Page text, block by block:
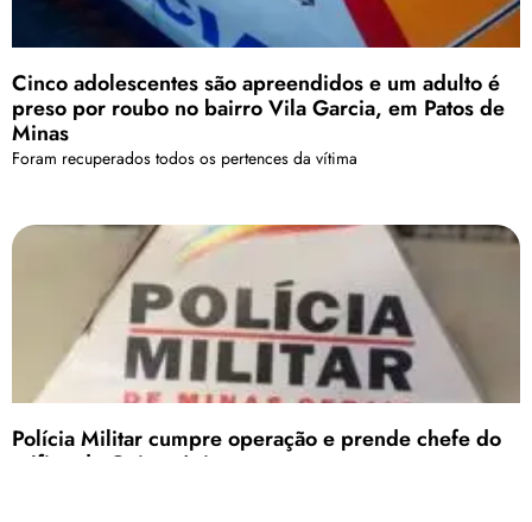
Cinco adolescentes são apreendidos e um adulto é
preso por roubo no bairro Vila Garcia, em Patos de
Minas
Foram recuperados todos os pertences da vítima
Polícia Militar cumpre operação e prende chefe do
tráfico de Guimarânia